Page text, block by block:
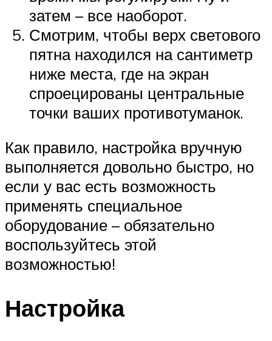
затем – все наоборот.
Смотрим, чтобы верх светового
пятна находился на сантиметр
ниже места, где на экран
спроецированы центральные
точки ваших противотуманок.
Как правило, настройка вручную
выполняется довольно быстро, но
если у вас есть возможность
применять специальное
оборудование – обязательно
воспользуйтесь этой
возможностью!
Настройка